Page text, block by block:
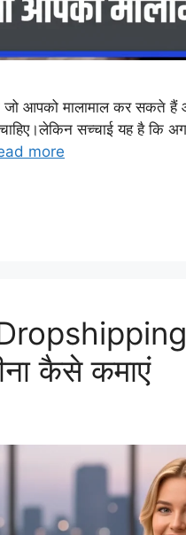
आपको मालामाल कर सकते
सच्चाई यह है कि
more
कैसे कमाएं